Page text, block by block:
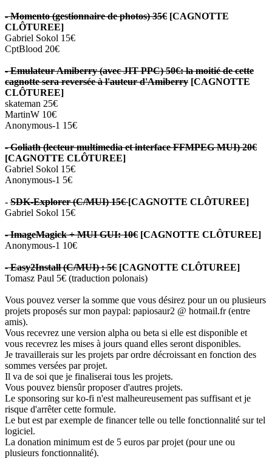
- Momento (gestionnaire de photos) 35€ [CAGNOTTE
CLÔTUREE]
Gabriel Sokol 15€
CptBlood 20€
- Emulateur Amiberry (avec JIT PPC) 50€: la moitié de cette
cagnotte sera reversée à l'auteur d'Amiberry [CAGNOTTE
CLÔTUREE]
skateman 25€
MartinW 10€
Anonymous-1 15€
- Goliath (lecteur multimedia et interface FFMPEG MUI) 20€
[CAGNOTTE CLÔTUREE]
Gabriel Sokol 15€
Anonymous-1 5€
- SDK-Explorer (C/MUI) 15€[CAGNOTTE CLÔTUREE]
Gabriel Sokol 15€
- ImageMagick + MUI GUI: 10€ [CAGNOTTE CLÔTUREE]
Anonymous-1 10€
-Easy2Install (C/MUI) : 5€ [CAGNOTTE CLÔTUREE]
Tomasz Paul 5€ (traduction polonais)
Vous pouvez verser la somme que vous désirez pour un ou plusieurs
projets proposés sur mon paypal: papiosaur2 @ hotmail.fr (entre
amis).
Vous recevrez une version alpha ou beta si elle est disponible et
vous recevrez les mises à jours quand elles seront disponibles.
Je travaillerais sur les projets par ordre décroissant en fonction des
sommes versées par projet.
Il va de soi que je finaliserai tous les projets.
Vous pouvez biensûr proposer d'autres projets.
Le sponsoring sur ko-fi n'est malheureusement pas suffisant et je
risque d'arrêter cette formule.
Le but est par exemple de financer telle ou telle fonctionnalité sur tel
logiciel.
La donation minimum est de 5 euros par projet (pour une ou
plusieurs fonctionnalité).